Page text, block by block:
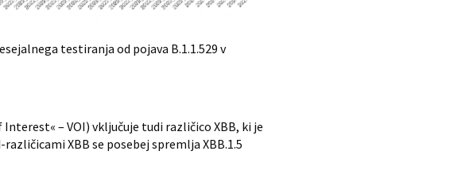
testiranja od pojava B.1.1.529 v
– VOI) vključuje tudi različico XBB, ki je
različicami XBB se posebej spremlja XBB.1.5